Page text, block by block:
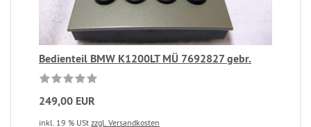
Bedienteil BMW K1200LT MÜ 7692827 gebr.
249,00 EUR
inkl. 19 % USt zzgl. Versandkosten